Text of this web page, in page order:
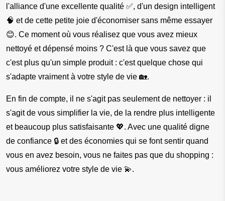
l'alliance d'une excellente qualité ✅, d'un design intelligent
🧠 et de cette petite joie d'économiser sans même essayer
😊. Ce moment où vous réalisez que vous avez mieux
nettoyé et dépensé moins ? C'est là que vous savez que
c'est plus qu'un simple produit : c'est quelque chose qui
s'adapte vraiment à votre style de vie 🏡.
En fin de compte, il ne s'agit pas seulement de nettoyer : il
s'agit de vous simplifier la vie, de la rendre plus intelligente
et beaucoup plus satisfaisante 💖. Avec une qualité digne
de confiance 🔒 et des économies qui se font sentir quand
vous en avez besoin, vous ne faites pas que du shopping :
vous améliorez votre style de vie 💫.